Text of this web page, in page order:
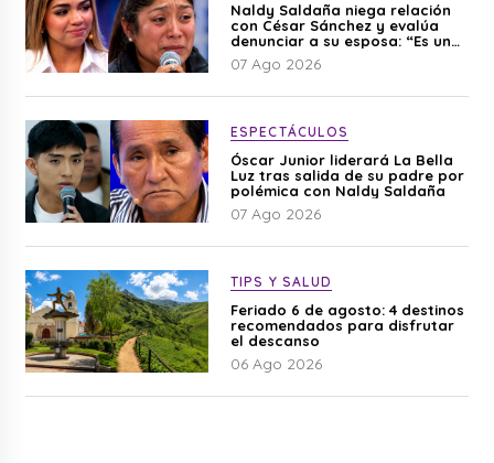
Naldy Saldaña niega relación
con César Sánchez y evalúa
denunciar a su esposa: “Es una
difamación”
07 Ago 2026
ESPECTÁCULOS
Óscar Junior liderará La Bella
Luz tras salida de su padre por
polémica con Naldy Saldaña
07 Ago 2026
TIPS Y SALUD
Feriado 6 de agosto: 4 destinos
recomendados para disfrutar
el descanso
06 Ago 2026